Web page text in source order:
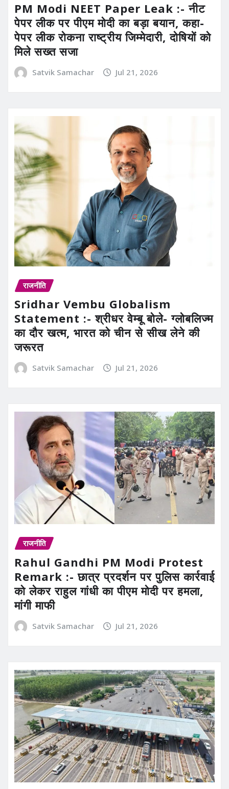
PM Modi NEET Paper Leak :- नीट
पेपर लीक पर पीएम मोदी का बड़ा बयान, कहा-
पेपर लीक रोकना राष्ट्रीय जिम्मेदारी, दोषियों को
मिले सख्त सजा
Satvik Samachar Jul 21, 2026
राजनीति
Sridhar Vembu Globalism
Statement :- श्रीधर वेम्बू बोले- ग्लोबलिज्म
का दौर खत्म, भारत को चीन से सीख लेने की
जरूरत
Satvik Samachar Jul 21, 2026
राजनीति
Rahul Gandhi PM Modi Protest
Remark :- छात्र प्रदर्शन पर पुलिस कार्रवाई
को लेकर राहुल गांधी का पीएम मोदी पर हमला,
मांगी माफी
Satvik Samachar Jul 21, 2026